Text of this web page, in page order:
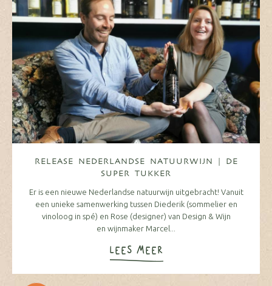
RELEASE NEDERLANDSE NATUURWIJN | DE
SUPER TUKKER
Er is een nieuwe Nederlandse natuurwijn uitgebracht! Vanuit
een unieke samenwerking tussen Diederik (sommelier en
vinoloog in spé) en Rose (designer) van Design & Wijn
en wijnmaker Marcel...
LEES MEER